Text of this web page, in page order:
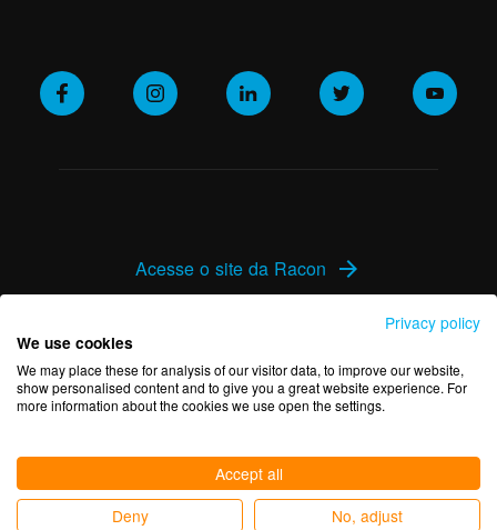
Acesse o site da Racon arrow_forward
Política de Privacidade
Privacy policy
We use cookies
We may place these for analysis of our visitor data, to improve our website,
show personalised content and to give you a great website experience. For
more information about the cookies we use open the settings.
Accept all
Deny
No, adjust